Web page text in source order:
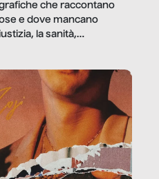
che raccontano
e dove mancano
la sanità,